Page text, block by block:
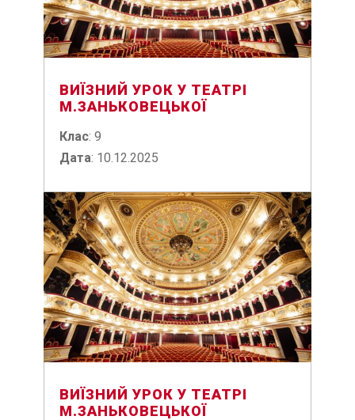
ВИЇЗНИЙ УРОК У ТЕАТРІ
М.ЗАНЬКОВЕЦЬКОЇ
Клас: 9
Дата: 10.12.2025
ВИЇЗНИЙ УРОК У ТЕАТРІ
М.ЗАНЬКОВЕЦЬКОЇ